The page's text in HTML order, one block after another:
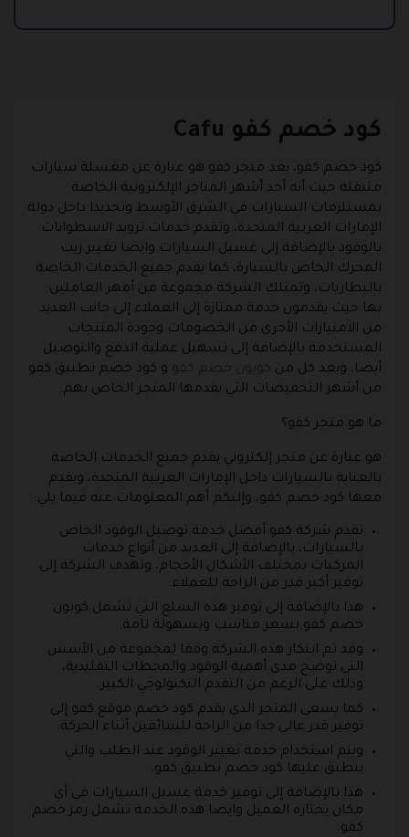
كود خصم كفو Cafu
كود خصم كفو، يعد متجر كفو هو عبارة عن مغسلة سيارات
متنقلة حيث أنه أحد أشهر المتاجر الإلكترونية الخاصة
بمستلزمات السيارات في الشرق الأوسط وتحديدا داخل دولة
الإمارات العربية المتحدة، وتقدم خدمات تزويد الاسطوانات
بالوقود بالإضافة إلى غسيل السيارات وايضا تغيير زيت
المحرك الخاص بالسيارة، كما يقدم جميع الخدمات الخاصة
بالبطاريات، وتمتلك الشركة مجموعة من أمهر العاملين
بها حيث يقدمون خدمة ممتازة إلى العملاء إلى جانب العديد
من الامتيازات الأخرى من الخصومات وجودة المنتجات
المستخدمة بالإضافة إلى تسهيل عملية الدفع والتوصيل
أيضا، ويعد كل من كوبون خصم كفو و كود خصم تطبيق كفو
من أشهر التخفيضات التي يقدمها المتجر الخاص بهم.
ما هو متجر كفو؟
هو عبارة عن متجر إلكتروني يقدم جميع الخدمات الخاصة
بالعناية بالسيارات داخل الإمارات العربية المتحدة، ويقدم
معها كود خصم كفو، وإليكم أهم المعلومات عنه فيما يلي:
تقدم شركة كفو أفضل خدمة توصيل الوقود الخاص
بالسيارات، بالإضافة إلى العديد من أنواع خدمات
المركبات بمختلف الأشكال الأحجام، وتهدف الشركة إلى
توفير أكبر قدر من الراحة للعملاء.
هذا بالإضافة إلى توفير هذه السلع التي تشمل كوبون
خصم كفو بسعر مناسب وبسهولة تامة.
وقد تم ابتكار هذه الشركة وفقا لمجموعة من الأسس
التي توضح مدى أهمية الوقود والمحطات التقليدية،
وذلك على الرغم من التقدم التكنولوجي الكبير.
كما يسعى المتجر الذي يقدم كود خصم موقع كفو إلى
توفير قدر عالي جدا من الراحة للسائقين أثناء الحركة.
ويتم استخدام خدمة تغيير الوقود عند الطلب والتي
ينطبق عليها كود خصم تطبيق كفو.
هذا بالإضافة إلى توفير خدمة غسيل السيارات في أي
مكان يختاره العميل وايضا هذه الخدمة تشمل رمز خصم
كفو.